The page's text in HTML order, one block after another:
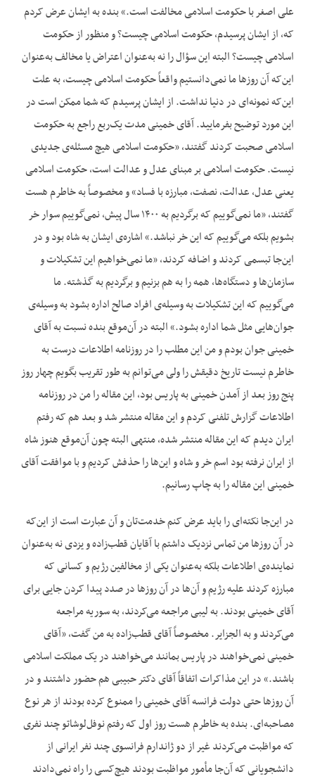
علی اصغر با حکومت اسلامی مخالفت است.» بنده به ایشان عرض کردم
که، از ایشان پرسیدم، حکومت اسلامی چیست؟ و منظور از حکومت
اسلامی چیست؟ البته این سؤال را نه به‌عنوان اعتراض یا مخالف به‌عنوان
این‌که آن روزها ما نمی‌دانستیم واقعاً حکومت اسلامی چیست، به علت
این‌که نمونه‌ای در دنیا نداشت. از ایشان پرسیدم که شما ممکن است در
این مورد توضیح بفرمایید. آقای خمینی مدت یک‌ربع راجع به حکومت
اسلامی صحبت کردند گفتند، «حکومت اسلامی هیچ مسئله‌ی جدیدی
نیست. حکومت اسلامی بر مبنای عدل و عدالت است، حکومت اسلامی
یعنی عدل، عدالت، نصفت، مبارزه با فساد» و مخصوصاً به خاطرم هست
گفتند، «ما نمی‌گوییم که برگردیم به ۱۴۰۰ سال پیش، نمی‌گوییم سوار خر
بشویم بلکه می‌گوییم که این خر نباشد.» اشاره‌ی ایشان به شاه بود و در
این‌جا تبسمی کردند و اضافه کردند، «ما نمی‌خواهیم این تشکیلات و
سازمان‌ها و دستگاه‌ها، همه را به هم بزنیم و برگردیم به گذشته. ما
می‌گوییم که این تشکیلات به وسیله‌ی افراد صالح اداره بشود به وسیله‌ی
جوان‌هایی مثل شما اداره بشود.» البته در آن‌موقع بنده نسبت به آقای
خمینی جوان بودم و من این مطلب را در روزنامه اطلاعات درست به
خاطرم نیست تاریخ دقیقش را ولی می‌توانم به طور تقریب بگویم چهار روز
پنج روز بعد از آمدن خمینی به پاریس بود، این مقاله را من در روزنامه
اطلاعات گزارش تلفنی کردم و این مقاله منتشر شد و بعد هم که رفتم
ایران دیدم که این مقاله منتشر شده، منتهی البته چون آن‌موقع هنوز شاه
از ایران نرفته بود اسم خر و شاه و این‌ها را حذفش کردیم و با موافقت آقای
خمینی این مقاله را به چاپ رسانیم.
در این‌جا نکته‌ای را باید عرض کنم خدمت‌تان و آن عبارت است از این‌که
در آن روزها من تماس نزدیک داشتم با آقایان قطب‌زاده و یزدی نه به‌عنوان
نماینده‌ی اطلاعات بلکه به‌عنوان یکی از مخالفین رژیم و کسانی که
مبارزه کردند علیه رژیم و آن‌ها در آن روزها در صدد پیدا کردن جایی برای
آقای خمینی بودند. به لیبی مراجعه می‌کردند، به سوریه مراجعه
می‌کردند و به الجزایر. مخصوصاً آقای قطب‌زاده به من گفت، «آقای
خمینی نمی‌خواهند در پاریس بمانند می‌خواهند در یک مملکت اسلامی
باشند.» در این مذاکرات اتفاقاً آقای دکتر حبیبی هم حضور داشتند و در
آن روزها حتی دولت فرانسه آقای خمینی را ممنوع کرده بودند از هر نوع
مصاحبه‌ای. بنده به خاطرم هست روز اول که رفتم نوفل‌لوشاتو چند نفری
که مواظبت می‌کردند غیر از دو ژاندارم فرانسوی چند نفر ایرانی از
دانشجویانی که آن‌جا مأمور مواظبت بودند هیچ‌کسی را راه نمی‌دادند